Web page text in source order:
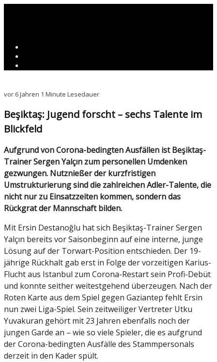
vor 6 Jahren 1 Minute Lesedauer
Beşiktaş: Jugend forscht – sechs Talente im
Blickfeld
Aufgrund von Corona-bedingten Ausfällen ist Beşiktaş-
Trainer Sergen Yalçın zum personellen Umdenken
gezwungen. Nutznießer der kurzfristigen
Umstrukturierung sind die zahlreichen Adler-Talente, die
nicht nur zu Einsatzzeiten kommen, sondern das
Rückgrat der Mannschaft bilden.
Mit Ersin Destanoğlu hat sich Beşiktaş-Trainer Sergen
Yalçın bereits vor Saisonbeginn auf eine interne, junge
Lösung auf der Torwart-Position entschieden. Der 19-
jährige Rückhalt gab erst in Folge der vorzeitigen Karius-
Flucht aus Istanbul zum Corona-Restart sein Profi-Debüt
und konnte seither weitestgehend überzeugen. Nach der
Roten Karte aus dem Spiel gegen Gaziantep fehlt Ersin
nun zwei Liga-Spiel. Sein zeitweiliger Vertreter Utku
Yuvakuran gehört mit 23 Jahren ebenfalls noch der
jungen Garde an – wie so viele Spieler, die es aufgrund
der Corona-bedingten Ausfälle des Stammpersonals
derzeit in den Kader spült.